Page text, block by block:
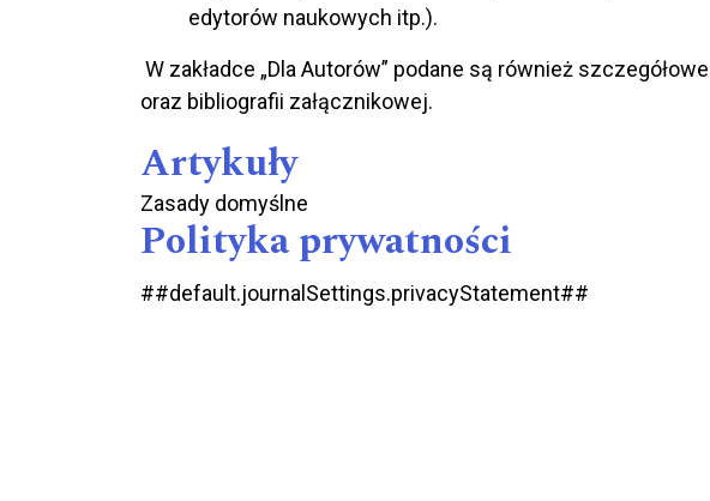
edytorów naukowych itp.).
W zakładce „Dla Autorów” podane są również
oraz bibliografii załącznikowej.
Artykuły
Zasady domyślne
Polityka prywatności
##default.journalSettings.privacyStatement##